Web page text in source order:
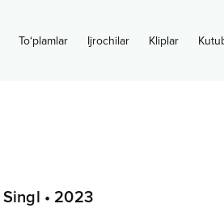
To‘plamlar Ijrochilar Kliplar
Singl • 2023